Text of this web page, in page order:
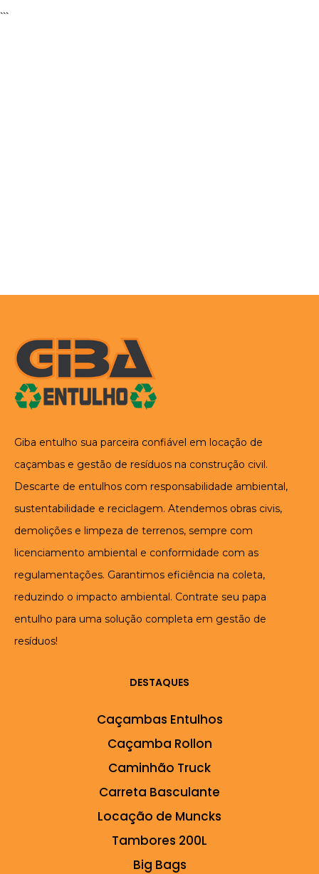
```
Giba entulho sua parceira confiável em locação de
caçambas e gestão de resíduos na construção civil.
Descarte de entulhos com responsabilidade ambiental,
sustentabilidade e reciclagem. Atendemos obras civis,
demolições e limpeza de terrenos, sempre com
licenciamento ambiental e conformidade com as
regulamentações. Garantimos eficiência na coleta,
reduzindo o impacto ambiental. Contrate seu papa
entulho para uma solução completa em gestão de
resíduos!
DESTAQUES
Caçambas Entulhos
Caçamba Rollon
Caminhão Truck
Carreta Basculante
Locação de Muncks
Tambores 200L
Big Bags